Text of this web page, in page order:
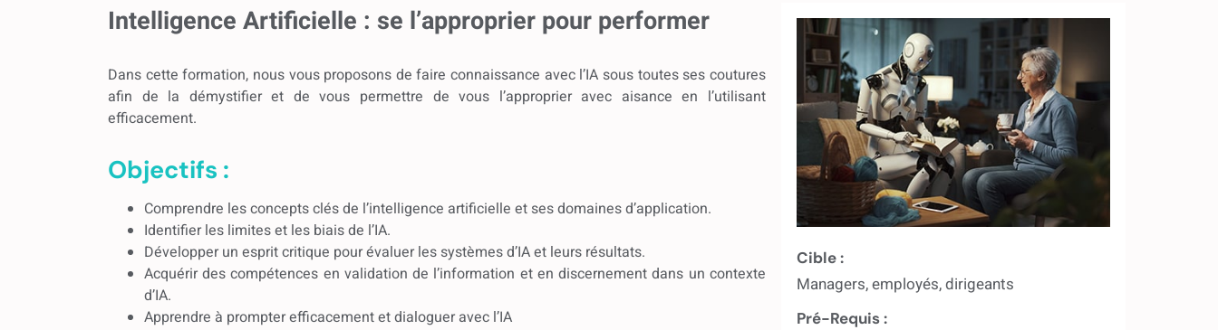
Intelligence Artificielle : se l’approprier pour performer
Dans cette formation, nous vous proposons de faire connaissance avec l’IA sous toutes ses coutures
afin de la démystifier et de vous permettre de vous l’approprier avec aisance en l’utilisant
efficacement.
Objectifs :
Comprendre les concepts clés de l’intelligence artificielle et ses domaines d’application.
Identifier les limites et les biais de l’IA.
Développer un esprit critique pour évaluer les systèmes d’IA et leurs résultats.
Acquérir des compétences en validation de l’information et en discernement dans un contexte
d’IA.
Apprendre à prompter efficacement et dialoguer avec l’IA
Cible :
Managers, employés, dirigeants
Pré-Requis :